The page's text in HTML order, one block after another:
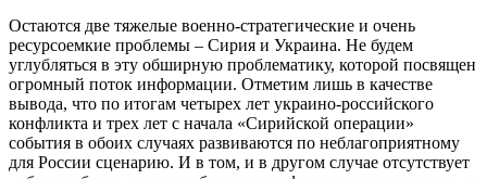
Остаются две тяжелые военно-стратегические и очень
ресурсоемкие проблемы – Сирия и Украина. Не будем
углубляться в эту обширную проблематику, которой посвящен
огромный поток информации. Отметим лишь в качестве
вывода, что по итогам четырех лет украино-российского
конфликта и трех лет с начала «Сирийской операции»
события в обоих случаях развиваются по неблагоприятному
для России сценарию. И в том, и в другом случае отсутствует